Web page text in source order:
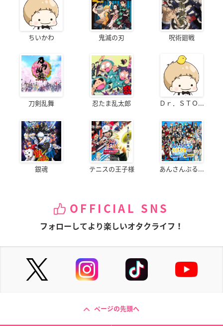
ちいかわ 鬼滅の刃 呪術廻戦
刀剣乱舞 忍たま乱太郎 Ｄｒ．ＳＴＯ...
銀魂 テニスの王子様 あんさんぶる...
OFFICIAL SNS
フォローしてより楽しいオタクライフ！
ページの先頭へ